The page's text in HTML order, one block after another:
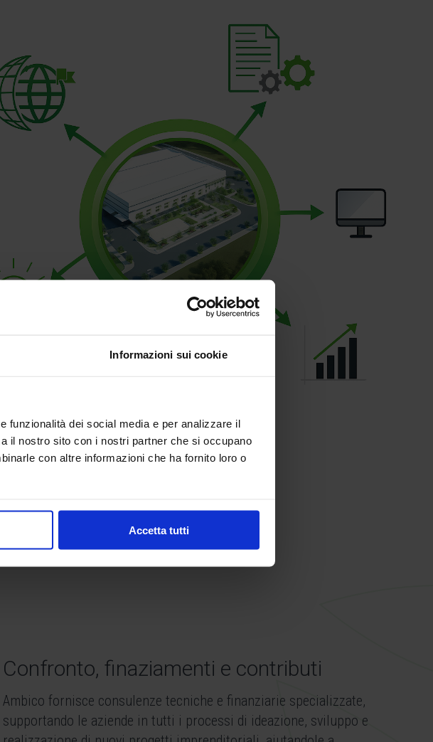
Informazioni sui cookie
funzionalità dei social media e per analizzare il
il nostro sito con i nostri partner che si occupano
con altre informazioni che ha fornito loro o
Accetta tutti
Confronto, finaziamenti e contributi
Ambico fornisce consulenze tecniche e finanziarie specializzate,
supportando le aziende in tutti i processi di ideazione, sviluppo e